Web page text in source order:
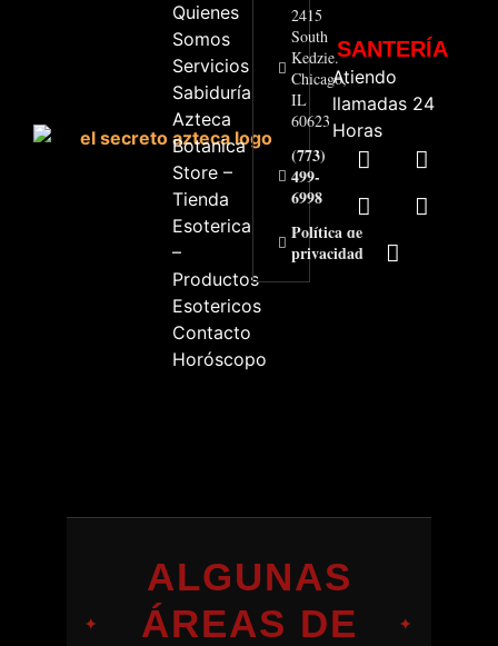
Quienes
Somos
Servicios
Sabiduría
Azteca
Botanica
Store –
Tienda
Esoterica
–
Productos
Esotericos
Contacto
Horóscopo
2415
South
Kedzie.
Chicago,
IL
60623
(773)
499-
6998
Política de
privacidad
SANTERÍA
Atiendo
llamadas 24
Horas
✦
ALGUNAS
ÁREAS DE
✦